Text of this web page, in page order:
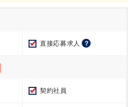
直接応募求人 ？
契約社員